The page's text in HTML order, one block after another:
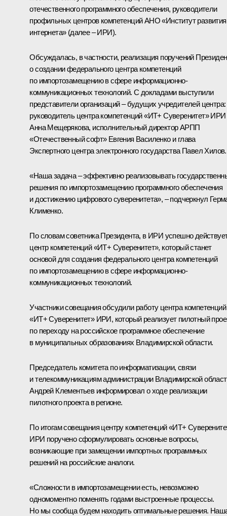
отечественного программного обеспечения, руководители
профильных центров компетенций АНО «Институт развития
интернета» (далее – ИРИ).
Обсуждалась, в частности, реализация поручений
о создании федерального центра компетенций
по импортозамещению в сфере информационно-
коммуникационных технологий. С докладами выступили
представители организаций – будущих учредителей центра:
руководитель центра компетенций «ИТ+ Суверенитет» ИРИ
Анна Мещерякова, исполнительный директор АРПП
«Отечественный софт» Евгения Василенко и глава
Экспертного центра электронного государства Павел Хилов.
«Наша задача – эффективно реализовывать
решения по импортозамещению программного обеспечения
и достижению цифрового суверенитета», – подчеркнул
Клименко.
По словам советника Президента, в ИРИ успешно
центр компетенций «ИТ+ Суверенитет», который станет
основой для создания федерального центра компетенций
по импортозамещению в сфере информационно-
коммуникационных технологий.
Участники совещания обсудили работу центра компетенций
«ИТ+ Суверенитет» ИРИ, который реализует пилотный
по переходу на российское программное обеспечение
в муниципальных образованиях Владимирской области.
Председатель комитета по информатизации, связи
и телекоммуникациям администрации Владимирской
Андрей Клементьев информировал о ходе реализации
пилотного проекта в регионе.
По итогам совещания центру компетенций «ИТ+
ИРИ поручено сформулировать основные вопросы,
возникающие при замещении импортных программных
решений на российские аналоги.
«Сложности в импортозамещении есть, невозможно
одномоментно поменять годами выстроенные процессы.
Но мы сообща будем находить оптимальные решения.